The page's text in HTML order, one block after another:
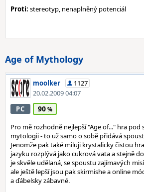
Proti: stereotyp, nenaplněný potenciál
Age of Mythology
moolker
1127
20.02.2009 04:07
PC 90
Pro mě rozhodně nejlepší "Age of..." hra pod
mytologii - to už samo o sobě přidává
Jenomže pak také miluji krystalicky čistou
jazyku rozplývá jako cukrová vata a stejně
je skvěle udělaná, se spoustu zajímavých
ale ještě lepší jsou pak skirmishe a online
a ďábelsky zábavné.